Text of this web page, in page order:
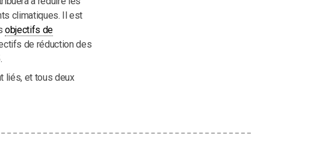
climatiques. Il est
objectifs de
de réduction des
liés, et tous deux